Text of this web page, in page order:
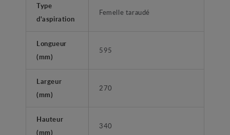
Type
d'aspiration
Femelle taraudé
Longueur
(mm)
595
Largeur
(mm)
270
Hauteur
(mm)
340